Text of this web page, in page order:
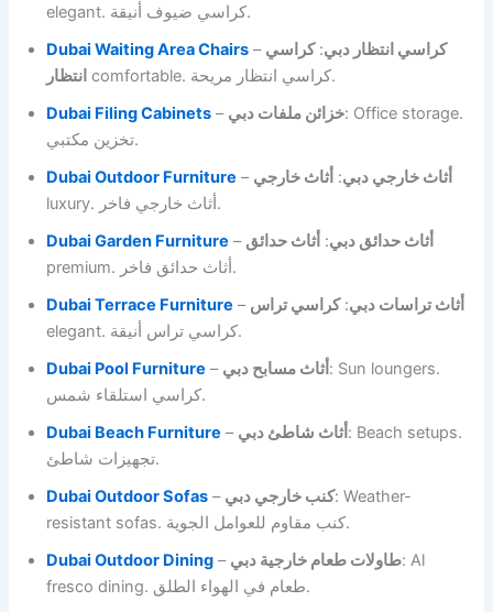
elegant. كراسي ضيوف أنيقة.
Dubai Waiting Area Chairs – كراسي انتظار دبي:كراسي
انتظار
comfortable. كراسي انتظار مريحة.
Dubai Filing Cabinets – خزائن ملفات دبي: Office storage.
تخزين مكتبي.
Dubai Outdoor Furniture – أثاث خارجي دبي: أثاث خارجي
luxury. أثاث خارجي فاخر.
Dubai Garden Furniture – أثاث حدائق دبي: أثاث حدائق
premium. أثاث حدائق فاخر.
Dubai Terrace Furniture – أثاث تراسات دبي:كراسي تراس
elegant. كراسي تراس أنيقة.
Dubai Pool Furniture – أثاث مسابح دبي : Sun loungers.
كراسي استلقاء شمس.
Dubai Beach Furniture – أثاث شاطئ دبي : Beach setups.
تجهيزات شاطئ.
Dubai Outdoor Sofas – كنب خارجي دبي: Weather-
resistant sofas. كنب مقاوم للعوامل الجوية.
Dubai Outdoor Dining – طاولات طعام خارجية دبي: Al
fresco dining. طعام في الهواء الطلق.